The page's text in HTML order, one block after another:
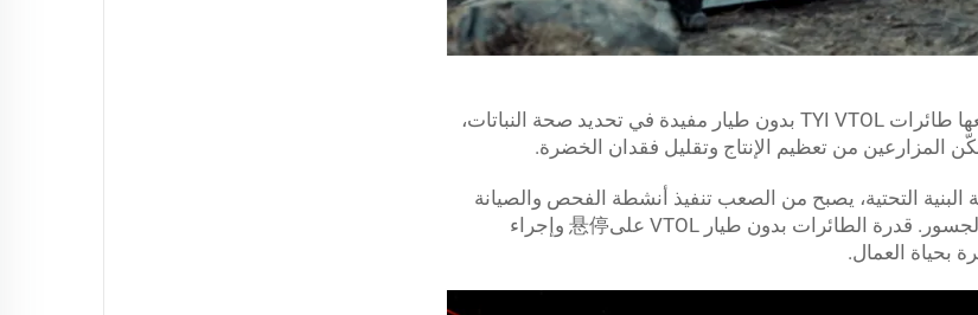
في قطاع الزراعة، يمكن أن تكون البيانات التي تجمعها طائرات TYI VTOL بدون طيار مفيدة في تحديد صحة النباتات،
المزارعين من تعظيم الإنتاج وتقليل فقدان الخضرة.
البنية التحتية، يصبح من الصعب تنفيذ أنشطة الفحص والصيانة
للهياكل العالية مثل أبراج الاتصالات، وأنابيب النفط والغاز، والجسور. قدرة الطائرات بدون طيار VTOL على悬停 وإجراء
بحياة العمال.